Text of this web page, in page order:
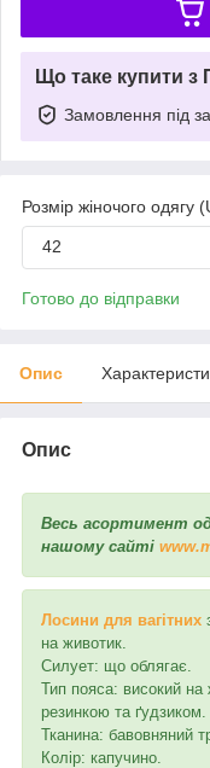
Що таке купити з
Замовлення під
Розмір жіночого одягу
42
Готово до відправки
Опис
Опис
Весь асортимент
нашому сайті
Лосини для вагітних
на животик.
Силует: що облягає.
Тип пояса: високий
резинкою та ґудзиком.
Тканина: бавовняний
Колір: капучино.